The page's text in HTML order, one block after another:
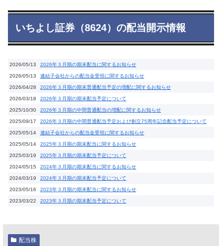
いちよし証券（8624）の配当開示情報
2026/05/13 2026年３月期の期末配当に関するお知らせ
2026/05/13 連結子会社からの配当金受領に関するお知らせ
2026/04/28 2026年３月期の期末普通配当予定の増配に関するお知らせ
2026/03/18 2026年３月期の期末配当予定について
2025/10/30 2026年３月期の中間普通配当の増配に関するお知らせ
2025/09/17 2026年３月期の中間普通配当予定および創立75周年記念配当予定について
2025/05/14 連結子会社からの配当金受領に関するお知らせ
2025/05/14 2025年３月期の期末配当に関するお知らせ
2025/03/19 2025年３月期の期末配当予定について
2024/05/15 2024年３月期の期末配当に関するお知らせ
2024/03/19 2024年３月期の期末配当予定について
2023/05/16 2023年３月期の期末配当に関するお知らせ
2023/03/22 2023年３月期の期末配当予定について
配当株